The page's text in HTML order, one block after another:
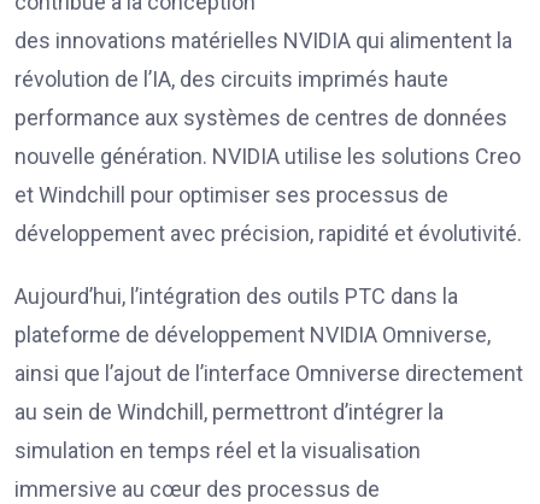
des innovations matérielles NVIDIA qui alimentent la
révolution de l’IA, des circuits imprimés haute
performance aux systèmes de centres de données
nouvelle génération. NVIDIA utilise les solutions Creo
et Windchill pour optimiser ses processus de
développement avec précision, rapidité et évolutivité.
Aujourd’hui, l’intégration des outils PTC dans la
plateforme de développement NVIDIA Omniverse,
ainsi que l’ajout de l’interface Omniverse directement
au sein de Windchill, permettront d’intégrer la
simulation en temps réel et la visualisation
immersive au cœur des processus de